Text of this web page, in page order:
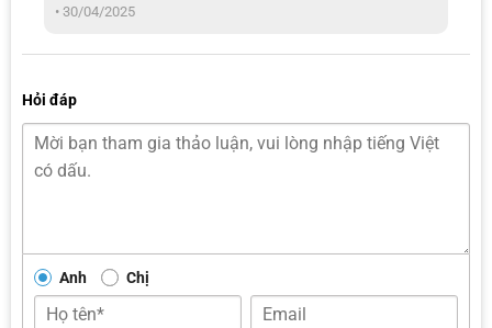
Camera hành trình 70mai M310 hỗ trợ điều khiển giọng nói minh
Camera hành trình 70mai M310 sở hữu cơ chế ghi hình vòng lặp tự
động, giúp các video cũ được ghi đè khi thẻ nhớ đầy mà không làm
luôn được bảo toàn.
• 30/04/2025
Hỏi đáp
Anh Chị